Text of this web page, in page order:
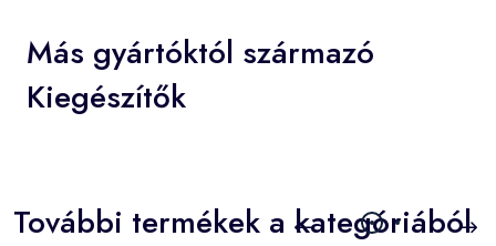
Más gyártóktól származó
Kiegészítők
További termékek a kategóriából